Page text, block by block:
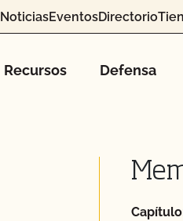
NoticiasEventosDirectorio
Recursos Defensa